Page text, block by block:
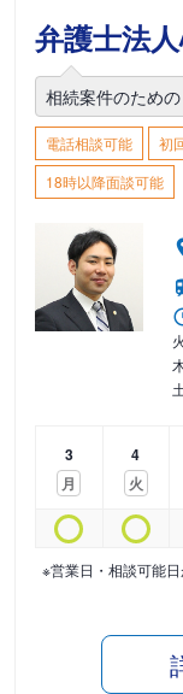
弁護士法人
相続案件のため
電話相談可能 初
18時以降面談可能
3
月
4
火
※営業日・相談可能